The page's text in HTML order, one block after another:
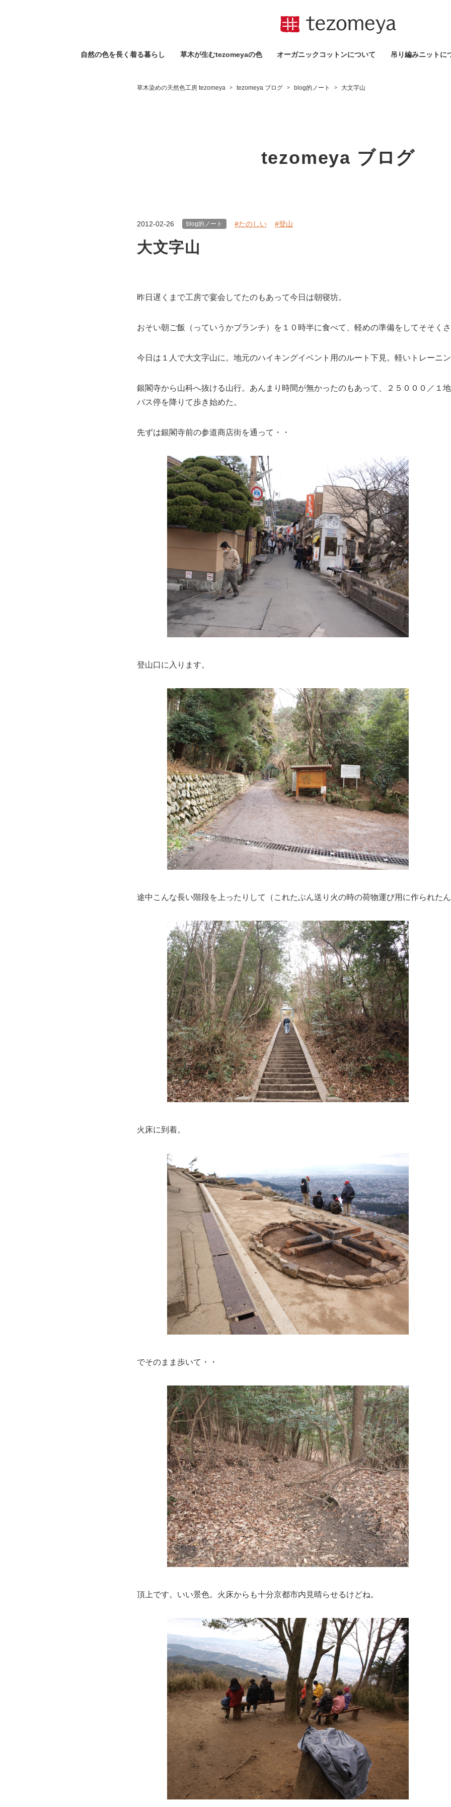
自然の⾊を⻑く着る暮らし 草木が生むtezomeyaの⾊ オーガニックコットンについて 吊り編みニットに
草木染めの天然色工房 tezomeya > tezomeya ブログ > blog的ノート > 大文字山
tezomeya ブログ
2012-02-26 blog的ノート #たのしい #登山
大文字山
昨日遅くまで工房で宴会してたのもあって今日は朝寝坊。
おそい朝ご飯（っていうかブランチ）を１０時半に食べて、軽めの準備をしてそそくさ
今日は１人で大文字山に。地元のハイキングイベント用のルート下見。軽いトレーニン
銀閣寺から山科へ抜ける山行。あんまり時間が無かったのもあって、２５０００／１
バス停を降りて歩き始めた。
先ずは銀閣寺前の参道商店街を通って・・
登山口に入ります。
途中こんな長い階段を上ったりして（これたぶん送り火の時の荷物運び用に作られたん
火床に到着。
でそのまま歩いて・・
頂上です。いい景色。火床からも十分京都市内見晴らせるけどね。